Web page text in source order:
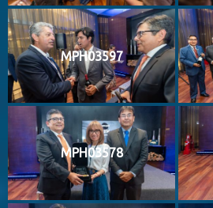
MPH03597
MPH03578